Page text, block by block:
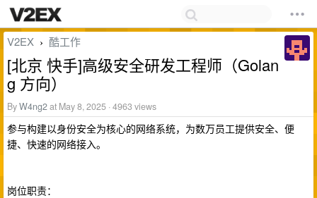
V2EX › 酷工作
[北京 快手]高级安全研发工程师（Golan
g 方向）
ByW4ng2at May 8, 2025 · 4963 views
参与构建以身份安全为核心的网络系统，为数万员工提供安全、便
捷、快速的网络接入。
岗位职责：